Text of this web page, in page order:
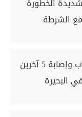
شديدة الخطورة
مع الشرطة
بينهم طبيب.. مصرع شاب وإصابة 5 آخرين
البحيرة